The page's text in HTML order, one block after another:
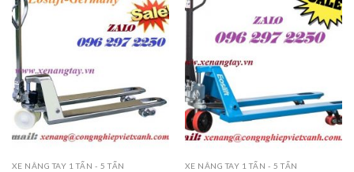
XE NÂNG TAY 1 TẤN - 5 TẤN XE NÂNG TAY 1 TẤN - 5 TẤN